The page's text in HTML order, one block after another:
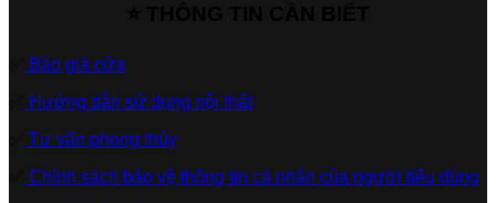
Báo giá cửa
Hướng dẫn sử dụng nội thất
Tư vấn phong thủy
Chính sách bảo vệ thông tin cá nhân của người tiêu dùng